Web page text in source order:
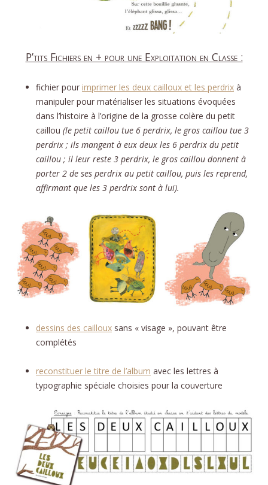
P’tits Fichiers en + pour une Exploitation en Classe :
fichier pour imprimer les deux cailloux et les perdrix à
manipuler pour matérialiser les situations évoquées
dans l’histoire à l’origine de la grosse colère du petit
caillou (le petit caillou tue 6 perdrix, le gros caillou tue 3
perdrix ; ils mangent à eux deux les 6 perdrix du petit
caillou ; il leur reste 3 perdrix, le gros caillou donnent à
porter 2 de ses perdrix au petit caillou, puis les reprend,
affirmant que les 3 perdrix sont à lui).
dessins des cailloux sans « visage », pouvant être
complétés
reconstituer le titre de l’album avec les lettres à
typographie spéciale choisies pour la couverture